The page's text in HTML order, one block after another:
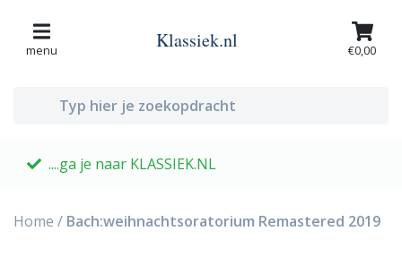
menu Klassiek.nl €0,00
....ga je naar KLASSIEK.NL
Home / Bach:weihnachtsoratorium Remastered 2019